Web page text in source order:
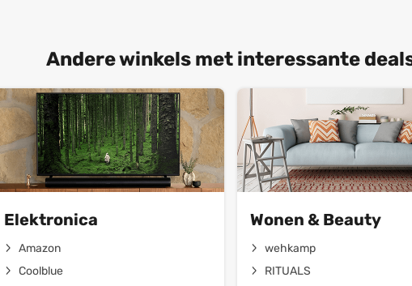
Andere winkels met interessante
Elektronica
Amazon
Coolblue
Wonen & Beauty
wehkamp
RITUALS